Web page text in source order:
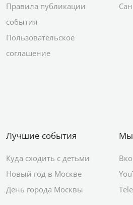
Правила публикации
события
Пользовательское
соглашение
Лучшие события
Куда сходить с детьми
Новый год в Москве
День города Москвы
Мы